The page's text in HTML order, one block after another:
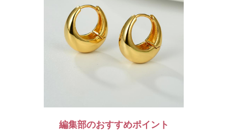
編集部のおすすめポイント